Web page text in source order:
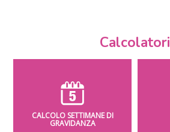
Calcolatori
CALCOLO SETTIMANE DI
GRAVIDANZA